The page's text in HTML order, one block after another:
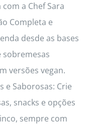
a Chef Sara
Completa e
desde as bases
sobremesas
versões vegan.
e Saborosas: Crie
snacks e opções
sempre com